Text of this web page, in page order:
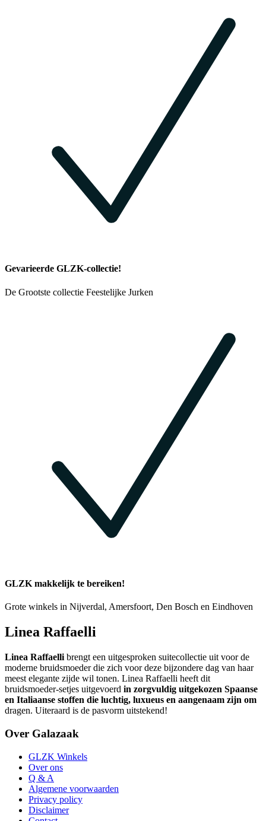
Gevarieerde GLZK-collectie!
De Grootste collectie Feestelijke Jurken
GLZK makkelijk te bereiken!
Grote winkels in Nijverdal, Amersfoort, Den Bosch en Eindhoven
Linea Raffaelli
Linea Raffaelli brengt een uitgesproken suitecollectie uit voor de
moderne bruidsmoeder die zich voor deze bijzondere dag van haar
meest elegante zijde wil tonen. Linea Raffaelli heeft dit
bruidsmoeder-setjes uitgevoerd in zorgvuldig uitgekozen Spaanse
en Italiaanse stoffen die luchtig, luxueus en aangenaam zijn om
dragen. Uiteraard is de pasvorm uitstekend!
Over Galazaak
GLZK Winkels
Over ons
Q & A
Algemene voorwaarden
Privacy policy
Disclaimer